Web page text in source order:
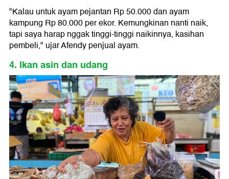
"Kalau untuk ayam pejantan Rp 50.000 dan ayam
kampung Rp 80.000 per ekor. Kemungkinan nanti naik,
tapi saya harap nggak tinggi-tinggi naikinnya, kasihan
pembeli," ujar Afendy penjual ayam.
4. Ikan asin dan udang